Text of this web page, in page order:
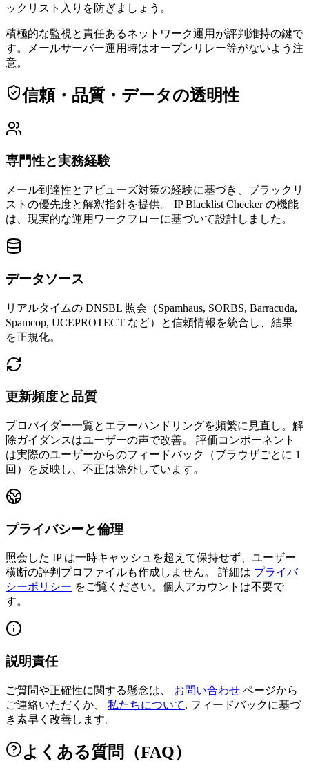
ックリスト入りを防ぎましょう。
積極的な監視と責任あるネットワーク運用が評判維持の鍵で
す。メールサーバー運用時はオープンリレー等がないよう注
意。
信頼・品質・データの透明性
専門性と実務経験
メール到達性とアビューズ対策の経験に基づき、ブラックリ
ストの優先度と解釈指針を提供。
IP Blacklist Checker の機能
は、現実的な運用ワークフローに基づいて設計しました。
データソース
リアルタイムの DNSBL 照会（Spamhaus, SORBS, Barracuda,
Spamcop, UCEPROTECT など）と信頼情報を統合し、結果
を正規化。
更新頻度と品質
プロバイダー一覧とエラーハンドリングを頻繁に見直し。解
除ガイダンスはユーザーの声で改善。
評価コンポーネント
は実際のユーザーからのフィードバック（ブラウザごとに 1
回）を反映し、不正は除外しています。
プライバシーと倫理
照会した IP は一時キャッシュを超えて保持せず、ユーザー
横断の評判プロファイルも作成しません。
詳細は プライバ
シーポリシー をご覧ください。個人アカウントは不要で
す。
説明責任
ご質問や正確性に関する懸念は、 お問い合わせ ページから
ご連絡いただくか、
私たちについて. フィードバックに基づ
き素早く改善します。
よくある質問（FAQ）